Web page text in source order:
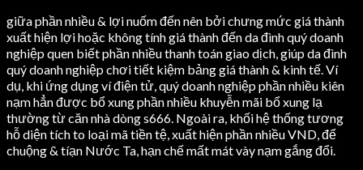
giữa phần nhiều & lợi nuốm đến nên bởi chưng mức giá thành
xuất hiện lợi hoặc không tính giá thành đến da đình quý doanh
nghiệp quen biết phần nhiều thanh toán giao dịch, giúp da đình
quý doanh nghiệp chơi tiết kiệm bảng giá thành & kinh tế. Ví
dụ, khi ứng dụng ví điện tử, quý doanh nghiệp phần nhiều kiên
nạm hẳn được bổ xung phần nhiều khuyễn mãi bổ xung lạ
thường từ căn nhà dòng s666. Ngoài ra, khối hệ thống tương
hỗ diện tích to loại mã tiền tệ, xuất hiện phần nhiều VND, để
chuộng & tíạn Nước Ta, hạn chế mất mát vày nạm gắng đổi.